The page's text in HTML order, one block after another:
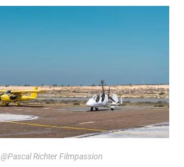
@Pascal Richter Filmpassion